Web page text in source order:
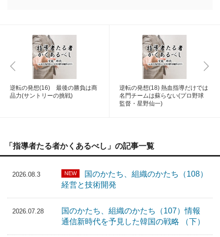
逆転の発想(16) 最後の勝負は商
品力(サントリーの挑戦)
逆転の発想(18) 熱血指導だけでは
名門チームは蘇らない(プロ野球
監督・星野仙一)
「指導者たる者かくあるべし」の記事一覧
2026.08.3 NEW
国のかたち、組織のかたち（108）
経営と技術開発
2026.07.28
国のかたち、組織のかたち（107）情報
通信新時代を予見した韓国の戦略 （下）